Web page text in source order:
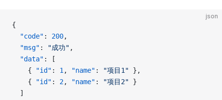
json
{
  "code"
: 200,
  "msg"
: "成功" ,
  "data"
: [
    {
"id" : 1 , "name" : "项目1" },
    {
"id" : 2, "name" : "项目2" }
  ]